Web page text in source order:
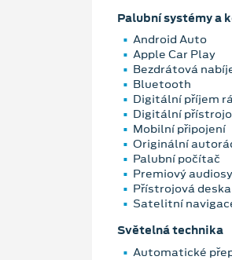
Palubní systémy a
Android Auto
Apple Car Play
Bezdrátová
Bluetooth
Digitální příjem
Digitální
Mobilní připojení
Originální
Palubní počítač
Premiový
Přístrojová
Satelitní
Světelná technika
Automatické